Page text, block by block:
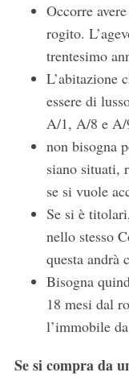
Occorre
rogito.
trentesimo
L’abitazione
essere di
A/1, A/8 e A/
non bisogna
siano situati,
se si vuole
Se si è
nello stesso
questa andrà
Bisogna
18 mesi dal
l’immobile
Se si compra da